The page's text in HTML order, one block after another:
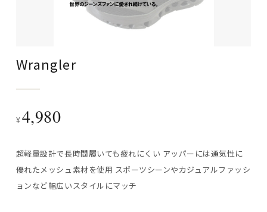
Wrangler
¥4,980
超軽量設計で長時間履いても疲れにくい アッパーには通気性に
優れたメッシュ素材を使用 スポーツシーンやカジュアルファッシ
ョンなど幅広いスタイルにマッチ
採用情報
オンラインショップ